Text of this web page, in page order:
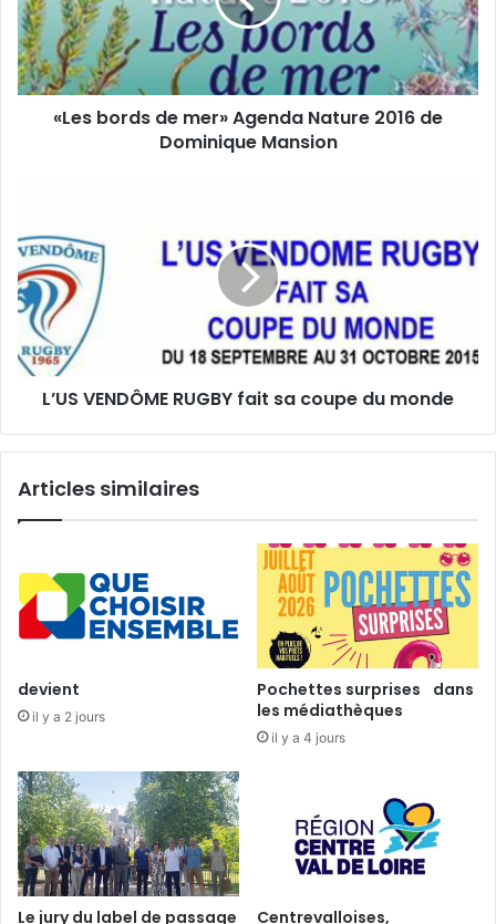
d
r
e
s
l
o
r
d
s
A
g
e
d
a
r
1
6
o
m
i
q
u
e
M
«Les bords de mer» Agenda Nature 2016 de
Dominique Mansion
U
S
V
E
D
Ô
G
i
c
o
p
e
d
u
m
o
n
L’US VENDÔME RUGBY fait sa coupe du monde
Articles similaires
devient
il y a 2 jours
Pochettes surprises dans
les médiathèques
il y a 4 jours
Le jury du label de passage
Centrevalloises,